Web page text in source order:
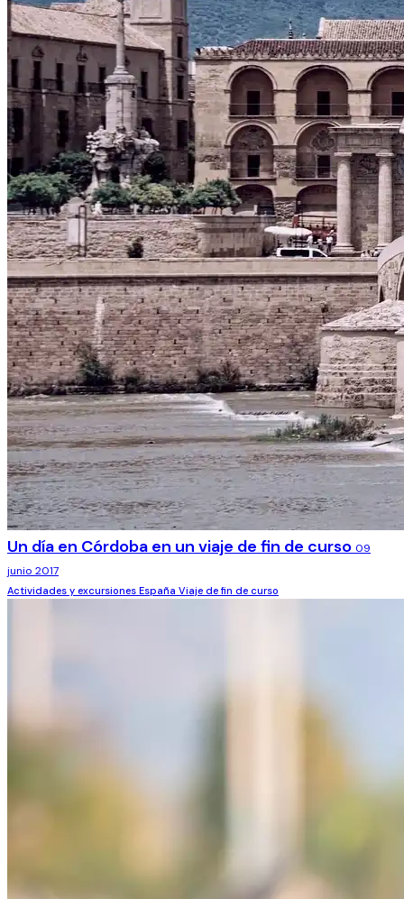
Un día en Córdoba en un viaje de fin de curso 09
junio 2017
Actividades y excursiones España Viaje de fin de curso